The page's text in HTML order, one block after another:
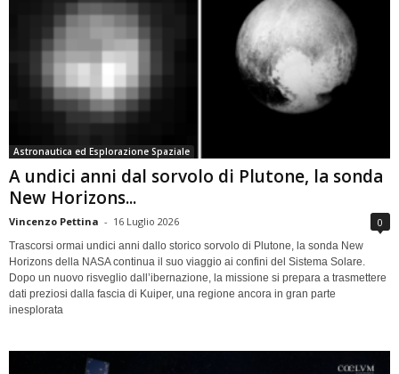
Astronautica ed Esplorazione Spaziale
A undici anni dal sorvolo di Plutone, la sonda
New Horizons...
Vincenzo Pettina - 16 Luglio 2026 0
Trascorsi ormai undici anni dallo storico sorvolo di Plutone, la sonda New
Horizons della NASA continua il suo viaggio ai confini del Sistema Solare.
Dopo un nuovo risveglio dall’ibernazione, la missione si prepara a trasmettere
dati preziosi dalla fascia di Kuiper, una regione ancora in gran parte
inesplorata